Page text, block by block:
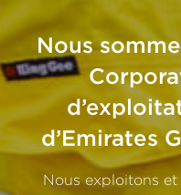
Nous
d’Emirates
Nous exploitons et